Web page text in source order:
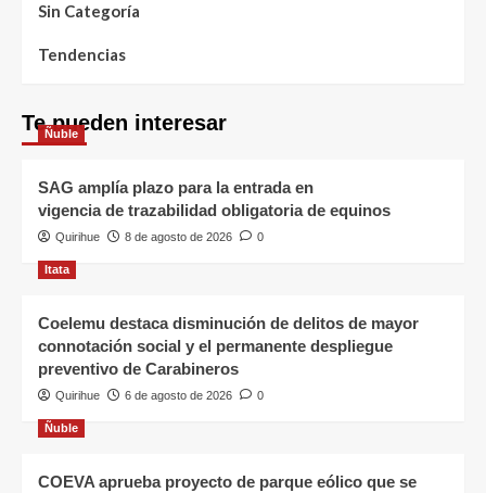
Sin Categoría
Tendencias
Te pueden interesar
Ñuble
SAG amplía plazo para la entrada en
vigencia de trazabilidad obligatoria de equinos
Quirihue 8 de agosto de 2026 0
Itata
Coelemu destaca disminución de delitos de mayor
connotación social y el permanente despliegue
preventivo de Carabineros
Quirihue 6 de agosto de 2026 0
Ñuble
COEVA aprueba proyecto de parque eólico que se